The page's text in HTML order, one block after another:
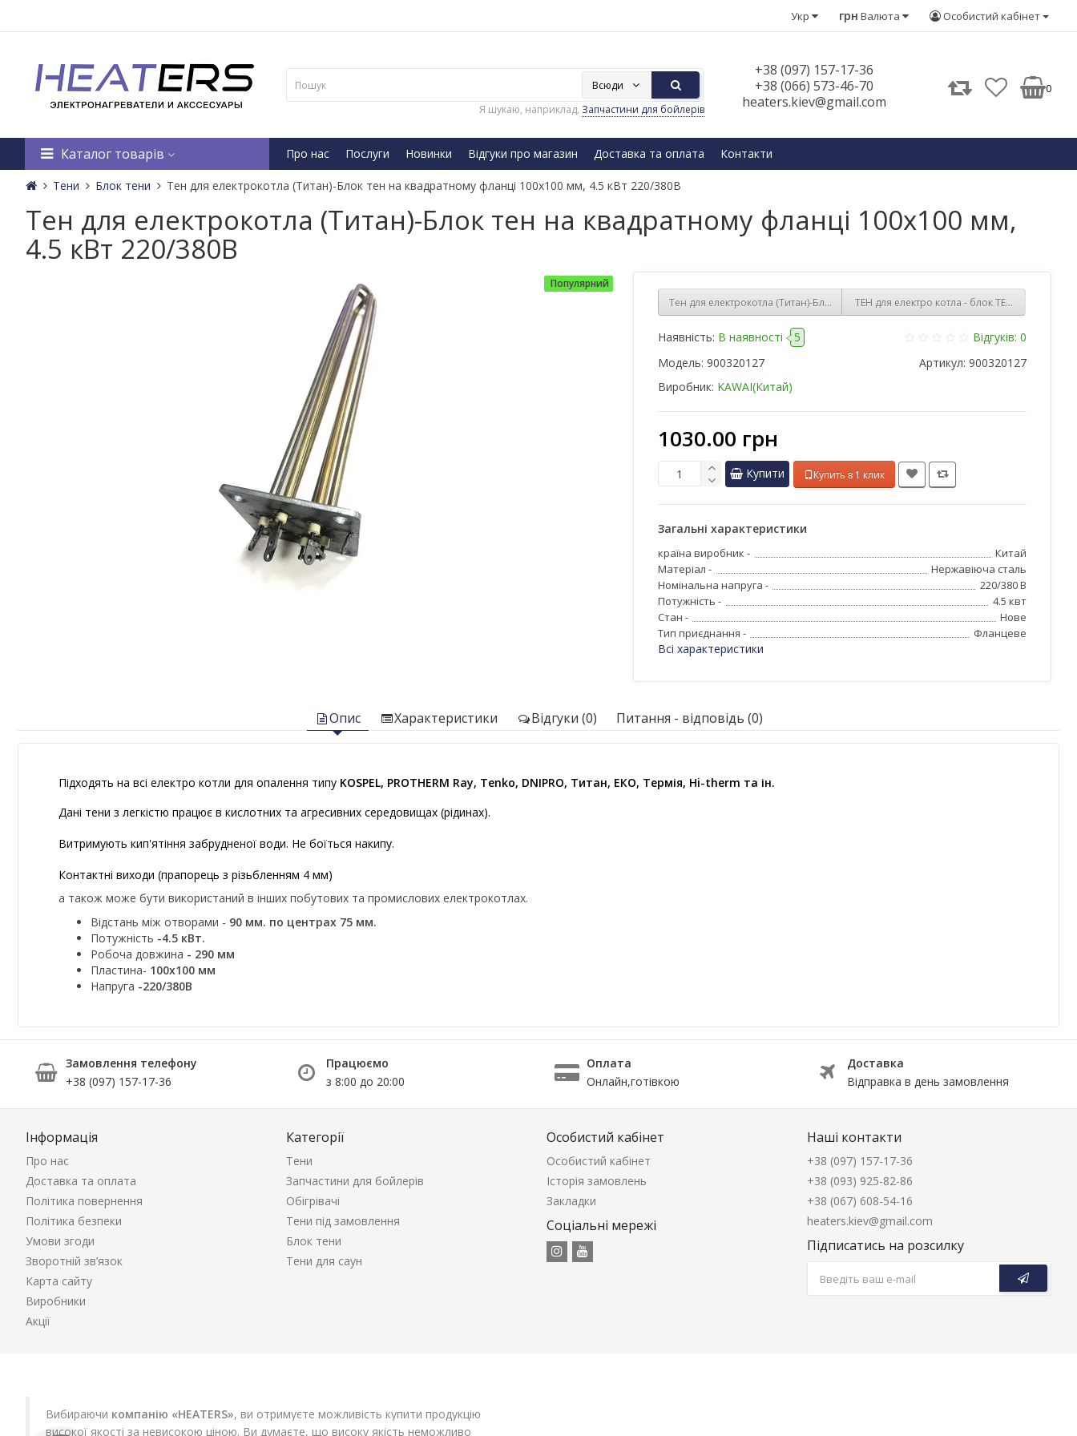
Особистий кабінет
грн Валюта
Укр
+38 (097) 157-17-36
+38 (066) 573-46-70
heaters.kiev@gmail.com
Всюди
Я шукаю, наприклад, Запчастини для бойлерів
0
Каталог товарів Про нас Послуги Новинки Відгуки про магазин Доставка та оплата Контакти
Тени Блок тени Тен для електрокотла (Титан)-Блок тен на квадратному фланці 100х100 мм, 4.5 кВт 220/380B
Тен для електрокотла (Титан)-Блок тен на квадратному фланці 100х100 мм,
4.5 кВт 220/380B
Популярний
Тен для електрокотла (Титан)-Блок тен 15 кВт 220/380B на квадратному фланці 100 x
ТЕН для електро котла - блок ТЕНів 12 кВт/
Наявність: В наявності 5
Відгуків: 0
Модель: 900320127 Артикул: 900320127
Виробник: KAWAI(Китай)
1030.00 грн
Купити Купить в 1 клик
Загальні характеристики
країна виробник -
Китай
Матеріал -
Нержавіюча сталь
Номінальна напруга -
220/380 В
Потужність -
4.5 квт
Стан -
Нове
Тип приєднання -
Фланцеве
Всі характеристики
Опис Характеристики Відгуки (0) Питання - відповідь (0)
Підходять на всі електро котли для опалення типу KOSPEL, PROTHERM Ray, Tenko, DNIPRO, Титан, ЕКО, Термія, Hi-therm та ін.
Дані тени з легкістю працює в кислотних та агресивних середовищах (рідинах).
Витримують кип'ятіння забрудненої води. Не боїться накипу.
Контактні виходи (прапорець з різьбленням 4 мм)
а також може бути використаний в інших побутових та промислових електрокотлах.
Відстань між отворами - 90 мм. по центрах 75 мм.
Потужність -4.5 кВт.
Робоча довжина - 290 мм
Пластина- 100х100 мм
Напруга -220/380B
Замовлення телефону
+38 (097) 157-17-36
Працюємо
з 8:00 до 20:00
Оплата
Онлайн,готівкою
Доставка
Відправка в день замовлення
Інформація
Про нас
Доставка та оплата
Політика повернення
Політика безпеки
Умови згоди
Зворотній зв’язок
Карта сайту
Виробники
Акції
Категорії
Тени
Запчастини для бойлерів
Обігрівачі
Тени під замовлення
Блок тени
Тени для саун
Особистий кабінет
Особистий кабінет
Історія замовлень
Закладки
Соціальні мережі
Наші контакти
+38 (097) 157-17-36
+38 (093) 925-82-86
+38 (067) 608-54-16
heaters.kiev@gmail.com
Підписатись на розсилку
Вибираючи компанію «HEATERS», ви отримуєте можливість купити продукцію
високої якості за невисокою ціною. Ви думаєте, що високу якість неможливо